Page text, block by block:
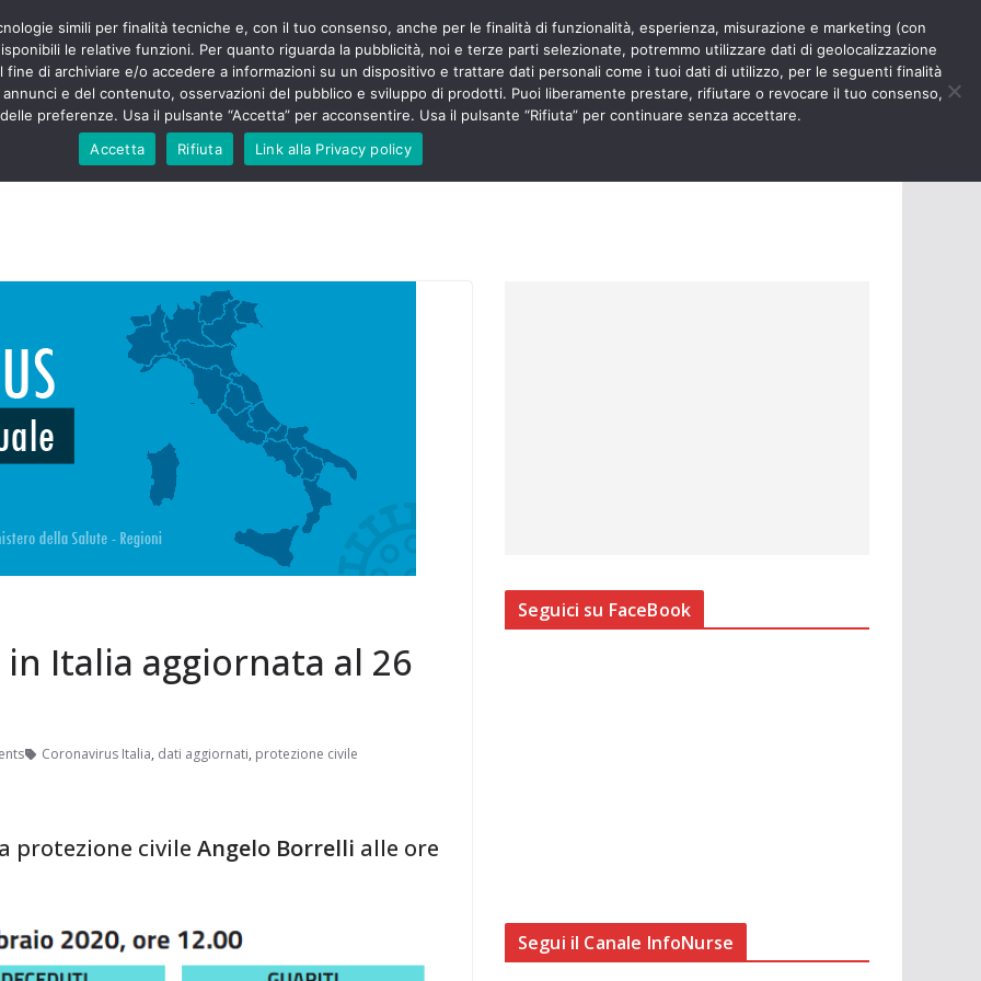
sono
senza
aggressioni
“tagli e
proclamato lo
Up contro
POLITICA STUDENTI SALUTE COMUNICATI CURIOSITÀ NURSE TIMES
in Italia aggiornata al 26
Coronavirus Italia, dati aggiornati, protezione civile
protezione civile Angelo Borrelli alle ore
Seguici su FaceBook
Segui il Canale InfoNurse
simili per finalità tecniche e, con il tuo consenso, anche per le finalità di funzionalità, esperienza, misurazione e marketing (con
le relative funzioni. Per quanto riguarda la pubblicità, noi e terze parti selezionate, potremmo utilizzare dati di geolocalizzazione
fine di archiviare e/o accedere a informazioni su un dispositivo e trattare dati personali come i tuoi dati di utilizzo, per le seguenti finalità
e del contenuto, osservazioni del pubblico e sviluppo di prodotti. Puoi liberamente prestare, rifiutare o revocare il tuo consenso,
preferenze. Usa il pulsante “Accetta” per acconsentire. Usa il pulsante “Rifiuta” per continuare senza accettare.
Accetta
Rifiuta Link alla Privacy policy